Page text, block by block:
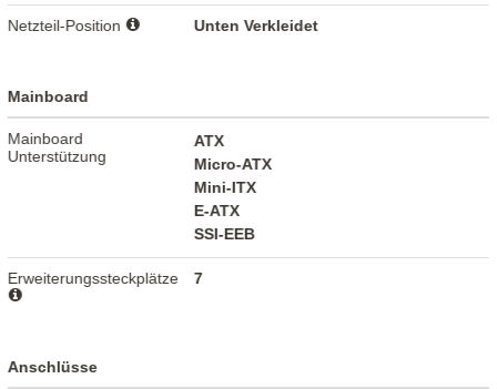
Netzteil-Position Unten Verkleidet
Mainboard
Mainboard
Unterstützung
ATX
Micro-ATX
Mini-ITX
E-ATX
SSI-EEB
Erweiterungssteckplätze 7
Anschlüsse